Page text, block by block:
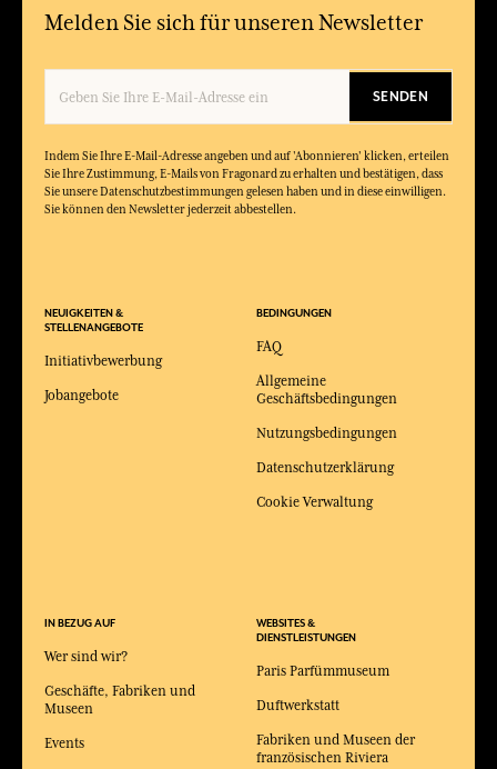
Melden Sie sich für unseren Newsletter
SENDEN
Indem Sie Ihre E-Mail-Adresse angeben und auf 'Abonnieren' klicken, erteilen
Sie Ihre Zustimmung, E-Mails von Fragonard zu erhalten und bestätigen, dass
Sie unsere Datenschutzbestimmungen gelesen haben und in diese einwilligen.
Sie können den Newsletter jederzeit abbestellen.
BEDINGUNGEN
FAQ
Allgemeine
Geschäftsbedingungen
Nutzungsbedingungen
Datenschutzerklärung
Cookie Verwaltung
WEBSITES &
DIENSTLEISTUNGEN
Paris Parfümmuseum
Duftwerkstatt
Fabriken und Museen der
französischen Riviera
IN BEZUG AUF
Wer sind wir?
Geschäfte, Fabriken und
Museen
Events
NEUIGKEITEN &
STELLENANGEBOTE
Initiativbewerbung
Jobangebote